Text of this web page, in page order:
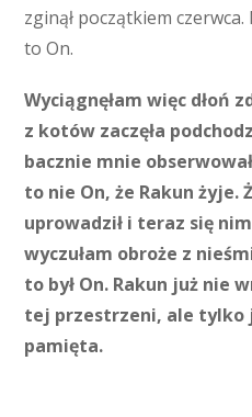
zginął początkiem
to On.
Wyciągnęłam więc dłoń
z kotów zaczęła
bacznie mnie
to nie On, że Rakun żyje.
uprowadził i teraz się
wyczułam obroże z
to był On. Rakun już nie
tej przestrzeni, ale tylko
pamięta.